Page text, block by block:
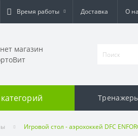
Время работы Доставка О
Игровой стол - аэрохоккей DFC